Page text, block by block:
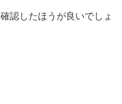
認したほうが良いでしょ